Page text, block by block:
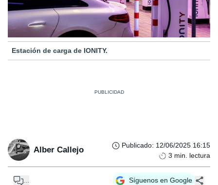
Estación de carga de IONITY.
Alber Callejo Publicado: 12/06/2025 16:15
3 min. lectura
... Síguenos en Google